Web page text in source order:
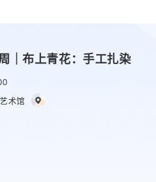
｜布上青花：手工扎染
术馆